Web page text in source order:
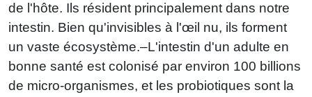
de l'hôte. Ils résident principalement dans notre
intestin. Bien qu'invisibles à l'œil nu, ils forment
un vaste écosystème.–L'intestin d'un adulte en
bonne santé est colonisé par environ 100 billions
de micro-organismes, et les probiotiques sont la